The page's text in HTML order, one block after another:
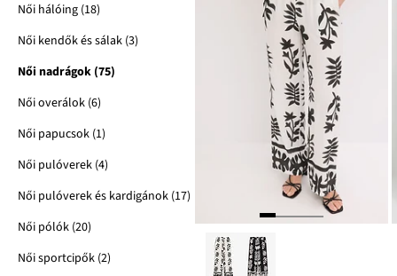
Női hálóing (18)
Női kendők és sálak (3)
Női nadrágok (75)
Női overálok (6)
Női papucsok (1)
Női pulóverek (4)
Női pulóverek és kardigánok (17)
Női pólók (20)
Női sportcipők (2)